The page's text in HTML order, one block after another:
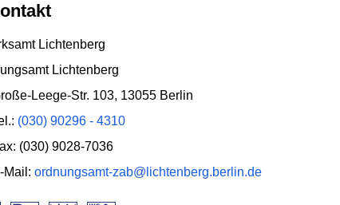
Lichtenberg
Lichtenberg
Leege-Str. 103, 13055 Berlin
(030) 90296 - 4310
(030) 9028-7036
Mail: ordnungsamt-zab@lichtenberg.berlin.de